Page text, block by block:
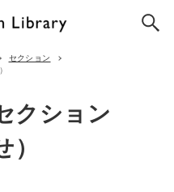
セクション
クション